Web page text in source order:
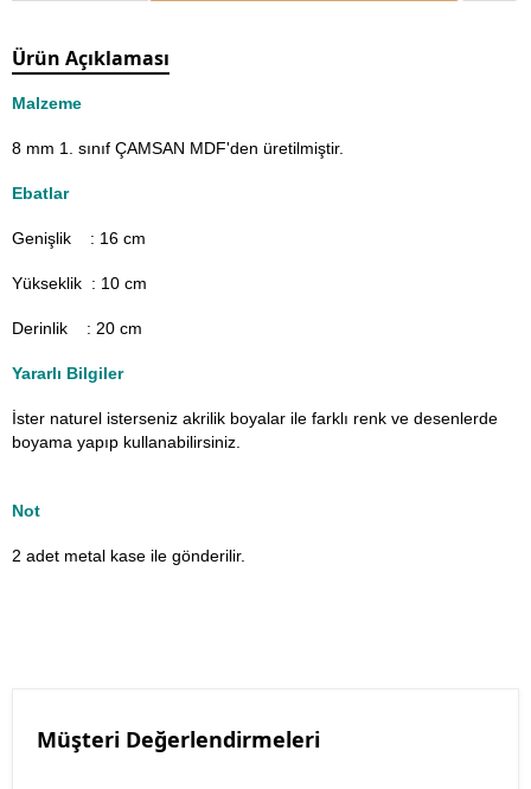
Ürün Açıklaması
Malzeme
8 mm 1. sınıf ÇAMSAN MDF'den üretilmiştir.
Ebatlar
Genişlik : 16 cm
Yükseklik : 10 cm
Derinlik : 20 cm
Yararlı Bilgiler
İster naturel isterseniz akrilik boyalar ile farklı renk ve desenlerde
boyama yapıp kullanabilirsiniz.
Not
2 adet metal kase ile gönderilir.
Müşteri Değerlendirmeleri